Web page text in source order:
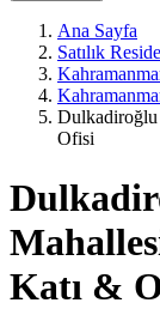
Ana Sayfa
Satılık
Dulkadiroğlu
Ofisi
Katı &